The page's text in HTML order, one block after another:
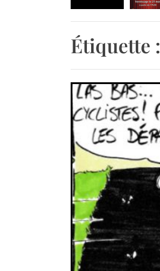
Étiquette :